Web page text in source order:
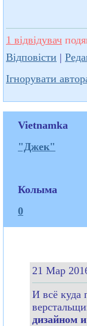
1 відвідувач
Відповісти |
Ігнорувати
Vietnamka
"Джек"
Колыма
0
21 Мар
И всё
дизайном